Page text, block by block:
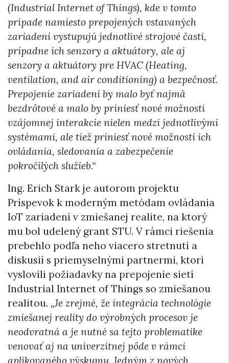
(Industrial Internet of Things), kde v tomto
prípade namiesto prepojených vstavaných
zariadení vystupujú jednotlivé strojové časti,
prípadne ich senzory a aktuátory, ale aj
senzory a aktuátory pre HVAC (Heating,
ventilation, and air conditioning) a bezpečnosť.
Prepojenie zariadení by malo byť najmä
bezdrôtové a malo by priniesť nové možnosti
vzájomnej interakcie nielen medzi jednotlivými
systémami, ale tiež priniesť nové možnosti ich
ovládania, sledovania a zabezpečenie
pokročilých služieb.“
Ing. Erich Stark je autorom projektu
Príspevok k moderným metódam ovládania
IoT zariadení v zmiešanej realite, na ktorý
mu bol udelený grant STU. V rámci riešenia
prebehlo podľa neho viacero stretnutí a
diskusií s priemyselnými partnermi, ktorí
vyslovili požiadavky na prepojenie sietí
Industrial Internet of Things so zmiešanou
realitou. „Je zrejmé, že integrácia technológie
zmiešanej reality do výrobných procesov je
neodvratná a je nutné sa tejto problematike
venovať aj na univerzitnej pôde v rámci
aplikovaného výskumu. Jedným z nových